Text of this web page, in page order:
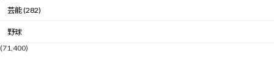
芸能 (282)
野球
(71,400)